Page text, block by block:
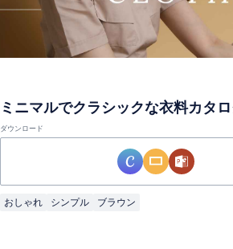
ミニマルでクラシックな衣料カタ
ダウンロード
おしゃれ シンプル ブラウン